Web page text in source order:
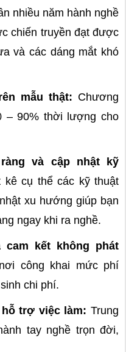
nhiều năm hành nghề
chiến truyền đạt được
và các dáng mắt khó
mẫu thật: Chương
– 90% thời lượng cho
và cập nhật kỹ
kê cụ thể các kỹ thuật
xu hướng giúp bạn
ngay khi ra nghề.
cam kết không phát
công khai mức phí
chi phí.
trợ việc làm: Trung
tay nghề trọn đời,